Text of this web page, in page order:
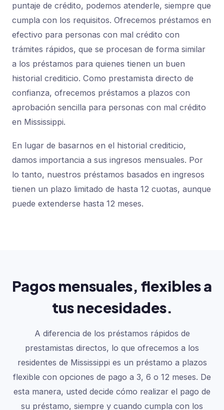
puntaje de crédito, podemos atenderle, siempre que
cumpla con los requisitos. Ofrecemos préstamos en
efectivo para personas con mal crédito con
trámites rápidos, que se procesan de forma similar
a los préstamos para quienes tienen un buen
historial crediticio. Como prestamista directo de
confianza, ofrecemos préstamos a plazos con
aprobación sencilla para personas con mal crédito
en Mississippi.
En lugar de basarnos en el historial crediticio,
damos importancia a sus ingresos mensuales. Por
lo tanto, nuestros préstamos basados ​​en ingresos
tienen un plazo limitado de hasta 12 cuotas, aunque
puede extenderse hasta 12 meses.
Pagos mensuales, flexibles a
tus necesidades.
A diferencia de los préstamos rápidos de
prestamistas directos, lo que ofrecemos a los
residentes de Mississippi es un préstamo a plazos
flexible con opciones de pago a 3, 6 o 12 meses. De
esta manera, usted decide cómo realizar el pago de
su préstamo, siempre y cuando cumpla con los